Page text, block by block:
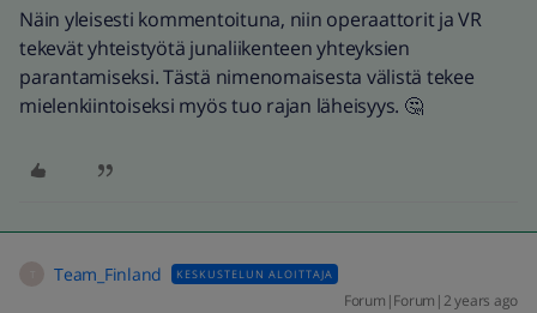
Näin yleisesti kommentoituna, niin operaattorit ja VR
tekevät yhteistyötä junaliikenteen yhteyksien
parantamiseksi. Tästä nimenomaisesta välistä tekee
mielenkiintoiseksi myös tuo rajan läheisyys. 🤔
Team_Finland KESKUSTELUN ALOITTAJA
Forum|Forum|2 years ago